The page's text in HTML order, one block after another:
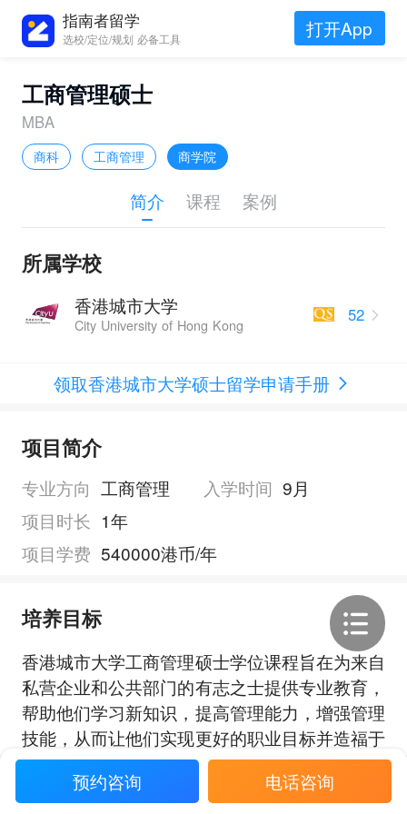
指南者留学
选校/定位/规划 必备工具 打开App
工商管理硕士
MBA
商科 工商管理 商学院
简介 课程 案例
所属学校
香港城市大学
City University of Hong Kong
52
领取香港城市大学硕士留学申请手册
项目简介
专业方向 工商管理 入学时间 9月
项目时长 1年
项目学费 540000港币/年
培养目标
香港城市大学工商管理硕士学位课程旨在为来自
私营企业和公共部门的有志之士提供专业教育，
帮助他们学习新知识，提高管理能力，增强管理
技能，从而让他们实现更好的职业目标并造福于
于社会。
预约咨询 电话咨询